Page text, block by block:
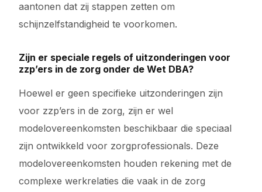
aantonen dat zij stappen zetten om
schijnzelfstandigheid te voorkomen.
Zijn er speciale regels of uitzonderingen voor
zzp’ers in de zorg onder de Wet DBA?
Hoewel er geen specifieke uitzonderingen zijn
voor zzp’ers in de zorg, zijn er wel
modelovereenkomsten beschikbaar die speciaal
zijn ontwikkeld voor zorgprofessionals. Deze
modelovereenkomsten houden rekening met de
complexe werkrelaties die vaak in de zorg